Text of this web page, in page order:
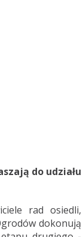
do udziału
rad osiedli,
dokonują